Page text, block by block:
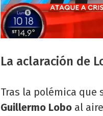
La aclaración de
Tras la polémica que
Guillermo Lobo al